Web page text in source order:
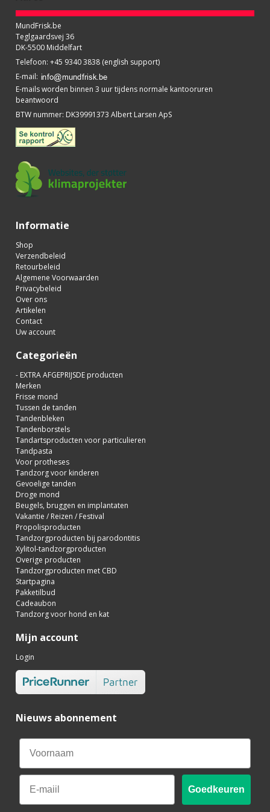
MundFrisk.be
Teglgaardsvej 36
DK-5500 Middelfart
Telefoon: +45 9340 3838 (english support)
E-mail:
E-mails worden binnen 3 uur tijdens normale kantooruren
beantwoord
BTW nummer: DK39991373 Albert Larsen ApS
Informatie
Shop
Verzendbeleid
Retourbeleid
Algemene Voorwaarden
Privacybeleid
Over ons
Artikelen
Contact
Uw account
Categorieën
- EXTRA AFGEPRIJSDE producten
Merken
Frisse mond
Tussen de tanden
Tandenbleken
Tandenborstels
Tandartsproducten voor particulieren
Tandpasta
Voor protheses
Tandzorg voor kinderen
Gevoelige tanden
Droge mond
Beugels, bruggen en implantaten
Vakantie / Reizen / Festival
Propolisproducten
Tandzorgproducten bij parodontitis
Xylitol-tandzorgproducten
Overige producten
Tandzorgproducten met CBD
Startpagina
Pakketilbud
Cadeaubon
Tandzorg voor hond en kat
Mijn account
Login
Nieuws abonnement
Email
Goedkeuren